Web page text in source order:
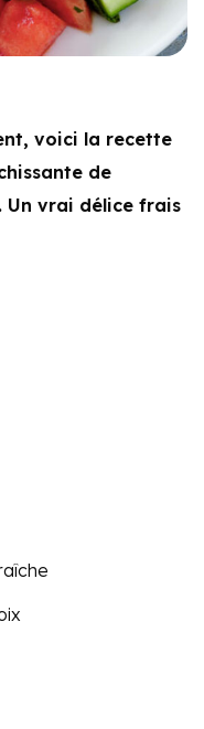
voici la recette
de
Un vrai délice frais